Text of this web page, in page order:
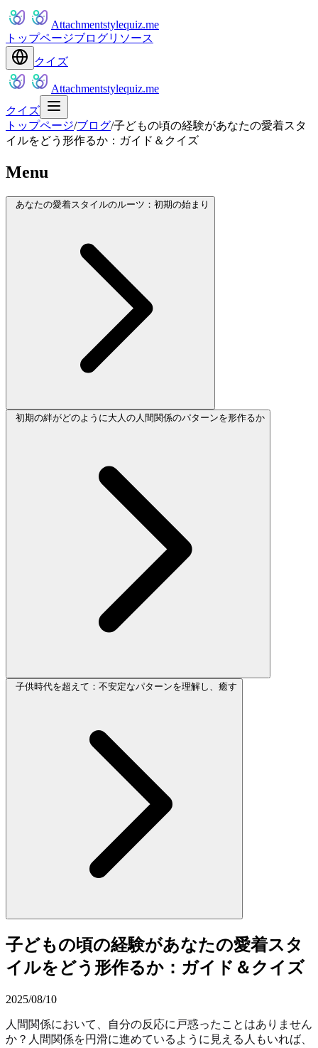
Attachmentstylequiz.me
トップページブログリソース
クイズ
Attachmentstylequiz.me
クイズ
トップページ/ブログ/子どもの頃の経験があなたの愛着スタ
イルをどう形作るか：ガイド＆クイズ
Menu
あなたの愛着スタイルのルーツ：初期の始まり
初期の絆がどのように大人の人間関係のパターンを形作るか
子供時代を超えて：不安定なパターンを理解し、癒す
子どもの頃の経験があなたの愛着スタ
イルをどう形作るか：ガイド＆クイズ
2025/08/10
人間関係において、自分の反応に戸惑ったことはありません
か？人間関係を円滑に進めているように見える人もいれば、